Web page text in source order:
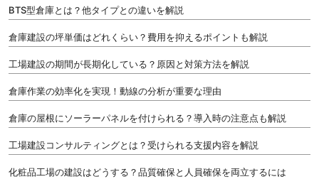
BTS型倉庫とは？他タイプとの違いを解説
倉庫建設の坪単価はどれくらい？費用を抑えるポイントも解説
工場建設の期間が長期化している？原因と対策方法を解説
倉庫作業の効率化を実現！動線の分析が重要な理由
倉庫の屋根にソーラーパネルを付けられる？導入時の注意点も解説
工場建設コンサルティングとは？受けられる支援内容を解説
化粧品工場の建設はどうする？品質確保と人員確保を両立するには